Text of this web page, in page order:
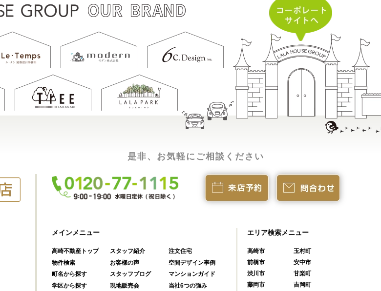
是非、お気軽にご相談ください
メインメニュー
高崎不動産トップ
物件検索
町名から探す
学区から探す
スタッフ紹介
お客様の声
スタッフブログ
現地販売会
注文住宅
空間デザイン事例
マンションガイド
当社6つの強み
エリア検索メニュー
高崎市
前橋市
渋川市
藤岡市
玉村町
安中市
甘楽町
吉岡町